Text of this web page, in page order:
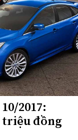
2017:
triệu đồng